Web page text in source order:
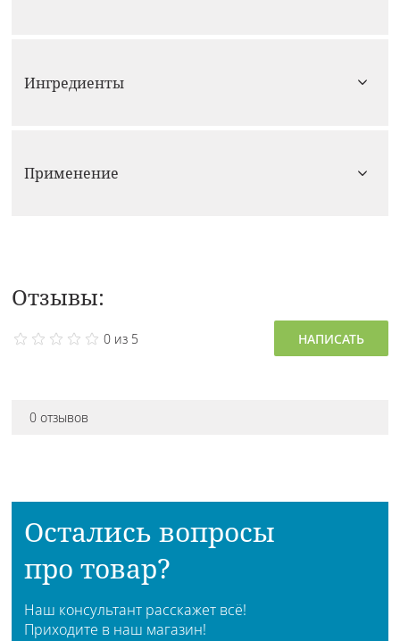
Ингредиенты
Применение
Отзывы:
0 из 5 НАПИСАТЬ
0 отзывов
Остались вопросы
про товар?
Наш консультант расскажет всё!
Приходите в наш магазин!